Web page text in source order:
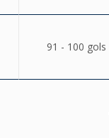
91 - 100 gols